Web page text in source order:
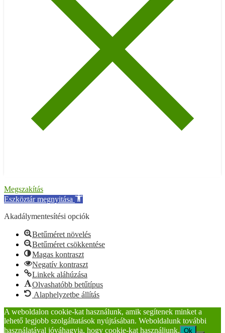
Megszakítás
Eszköztár megnyitása
Akadálymentesítési opciók
Betűméret növelés
Betűméret csökkentése
Magas kontraszt
Negatív kontraszt
Linkek aláhúzása
Olvashatóbb betűtípus
Alaphelyzetbe állítás
A weboldalon cookie-kat használunk, amik segítenek minket a
lehető legjobb szolgáltatások nyújtásában. Weboldalunk további
használatával jóváhagyja, hogy cookie-kat használjunk. Ok